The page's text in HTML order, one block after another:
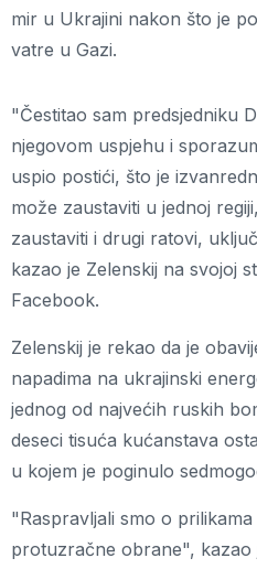
mir u Ukrajini nakon što je
vatre u Gazi.
"Čestitao sam predsjedniku
njegovom uspjehu i
uspio postići, što je
može zaustaviti u jednoj
zaustaviti i drugi ratovi,
kazao je Zelenskij na svojoj
Facebook.
Zelenskij je rekao da je
napadima na ukrajinski
jednog od najvećih ruskih
deseci tisuća kućanstava
u kojem je poginulo
"Raspravljali smo o
protuzračne obrane", kazao